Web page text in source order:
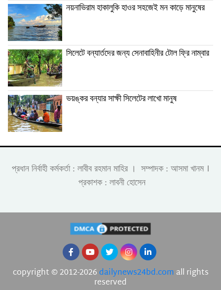
নয়নাভিরাম হাকালুকি হাওর সহজেই মন কাড়ে মানুষের
সিলেটে বন্যার্তদের জন্য সেনাবাহিনীর টোল ফ্রি নাম্বার
ভয়ঙ্কর বন্যার সাক্ষী সিলেটের লাখো মানুষ
প্রধান নির্বাহী কর্মকর্তা : লাবীব রহমান মাহির । সম্পাদক : আসমা খানম ।
প্রকাশক : লাবনী হোসেন
copyright © 2012-2026dailynews24bd.com all rights
reserved